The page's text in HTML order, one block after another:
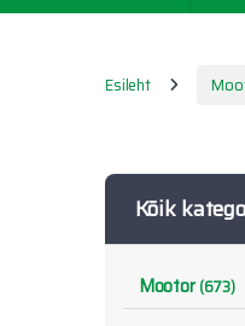
Esileht
Kõik
Mootor(673)